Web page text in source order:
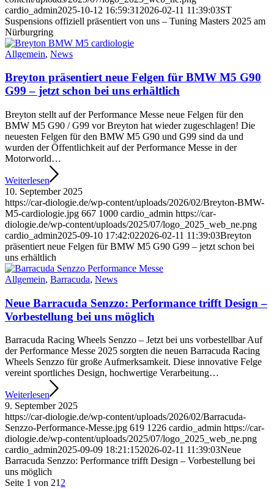
cardio_admin2025-10-12 16:59:31 2026-02-11 11:39:03ST
Suspensions offiziell präsentiert von uns – Tuning Masters 2025 am
Nürburgring
Allgemein, News
Breyton präsentiert neue Felgen für BMW M5 G90
G99 – jetzt schon bei uns erhältlich
Breyton stellt auf der Performance Messe neue Felgen für den
BMW M5 G90 / G99 vor Breyton hat wieder zugeschlagen! Die
neuesten Felgen für den BMW M5 G90 und G99 sind da und
wurden der Öffentlichkeit auf der Performance Messe in der
Motorworld…
Weiterlesen
10. September 2025
https://car-diologie.de/wp-content/uploads/2026/02/Breyton-BMW-
M5-cardiologie.jpg 667 1000 cardio_admin https://car-
diologie.de/wp-content/uploads/2025/07/logo_2025_web_ne.png
cardio_admin2025-09-10 17:42:022026-02-11 11:39:03Breyton
präsentiert neue Felgen für BMW M5 G90 G99 – jetzt schon bei
uns erhältlich
Allgemein, Barracuda, News
Neue Barracuda Senzzo: Performance trifft Design –
Vorbestellung bei uns möglich
Barracuda Racing Wheels Senzzo – Jetzt bei uns vorbestellbar Auf
der Performance Messe 2025 sorgten die neuen Barracuda Racing
Wheels Senzzo für große Aufmerksamkeit. Diese innovative Felge
vereint sportliches Design, hochwertige Verarbeitung…
Weiterlesen
9. September 2025
https://car-diologie.de/wp-content/uploads/2026/02/Barracuda-
Senzzo-Performance-Messe.jpg 619 1226 cardio_admin https://car-
diologie.de/wp-content/uploads/2025/07/logo_2025_web_ne.png
cardio_admin2025-09-09 18:21:152026-02-11 11:39:03Neue
Barracuda Senzzo: Performance trifft Design – Vorbestellung bei
uns möglich
Seite 1 von 21 2